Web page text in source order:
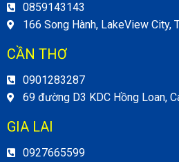
0859143143
166 Song Hành, LakeView City,
CẦN THƠ
0901283287
69 đường D3 KDC Hồng Loan,
GIA LAI
0927665599